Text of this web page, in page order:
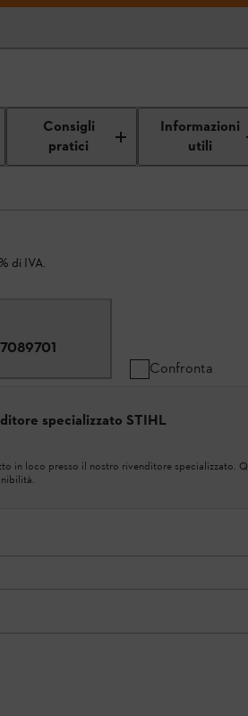
Consigli
pratici
Informazioni
utili
di IVA.
Confronta
specializzato STIHL
in loco presso il nostro rivenditore specializzato.